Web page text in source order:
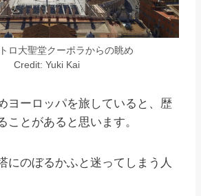
ロ大聖堂クーポラからの眺め
Credit: Yuki Kai
ヨーロッパを旅していると、歴
ことがあると思います。
にのぼるかふと迷ってしまう人